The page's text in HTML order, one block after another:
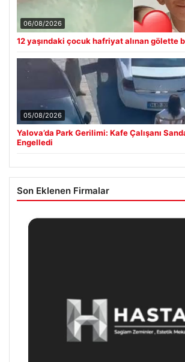
06/08/2026
12 yaşındaki çocuk hafriyat alınan gölette
05/08/2026
Yalova’da Park Gerilimi: Kafe Çalışanı
Engelledi
Son Eklenen Firmalar